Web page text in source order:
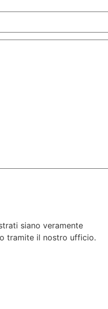
siano veramente
tramite il nostro ufficio.